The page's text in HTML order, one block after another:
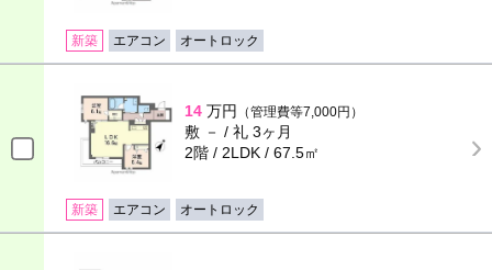
新築 エアコン オートロック
14 万円 （管理費等7,000円）
敷 － / 礼 3ヶ月
2階 / 2LDK / 67.5㎡
新築 エアコン オートロック